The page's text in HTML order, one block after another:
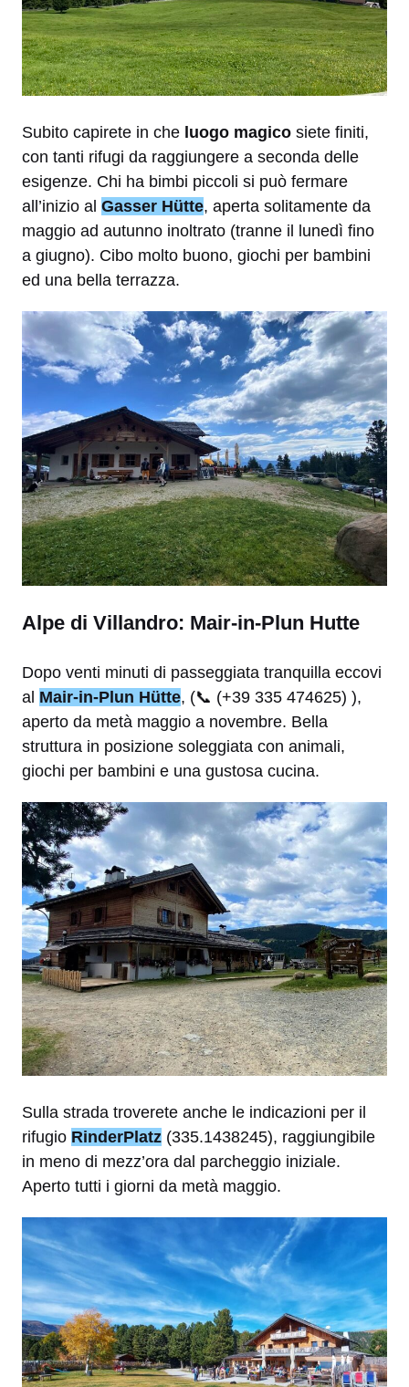
Subito capirete in che luogo magico siete finiti,
con tanti rifugi da raggiungere a seconda delle
esigenze. Chi ha bimbi piccoli si può fermare
all’inizio al Gasser Hütte, aperta solitamente da
maggio ad autunno inoltrato (tranne il lunedì fino
a giugno). Cibo molto buono, giochi per bambini
ed una bella terrazza.
Alpe di Villandro: Mair-in-Plun Hutte
Dopo venti minuti di passeggiata tranquilla eccovi
al Mair-in-Plun Hütte, (📞 (+39 335 474625) ),
aperto da metà maggio a novembre. Bella
struttura in posizione soleggiata con animali,
giochi per bambini e una gustosa cucina.
Sulla strada troverete anche le indicazioni per il
rifugio RinderPlatz (335.1438245), raggiungibile
in meno di mezz’ora dal parcheggio iniziale.
Aperto tutti i giorni da metà maggio.